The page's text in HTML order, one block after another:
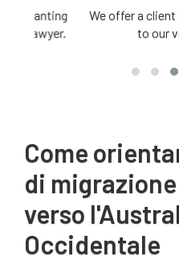
We offer a client
to our visa
Come
di
verso
Occidentale